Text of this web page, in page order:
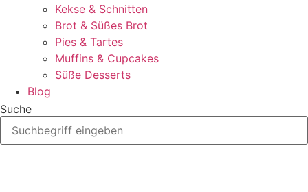
Kekse & Schnitten
Brot & Süßes Brot
Pies & Tartes
Muffins & Cupcakes
Süße Desserts
Blog
Suche